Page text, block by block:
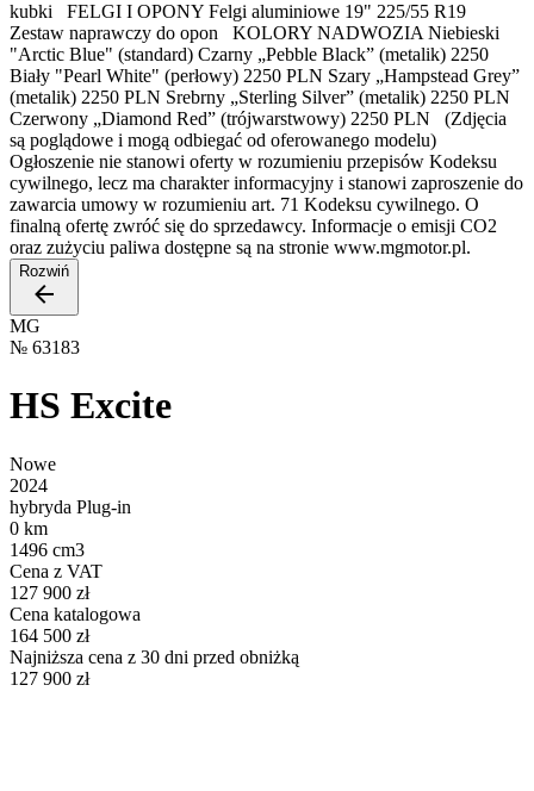
kubki FELGI I OPONY Felgi aluminiowe 19" 225/55 R19
Zestaw naprawczy do opon KOLORY NADWOZIA Niebieski
"Arctic Blue" (standard) Czarny „Pebble Black” (metalik) 2250
Biały "Pearl White" (perłowy) 2250 PLN Szary „Hampstead Grey”
(metalik) 2250 PLN Srebrny „Sterling Silver” (metalik) 2250 PLN
Czerwony „Diamond Red” (trójwarstwowy) 2250 PLN (Zdjęcia
są poglądowe i mogą odbiegać od oferowanego modelu)
Ogłoszenie nie stanowi oferty w rozumieniu przepisów Kodeksu
cywilnego, lecz ma charakter informacyjny i stanowi zaproszenie do
zawarcia umowy w rozumieniu art. 71 Kodeksu cywilnego. O
finalną ofertę zwróć się do sprzedawcy. Informacje o emisji CO2
oraz zużyciu paliwa dostępne są na stronie www.mgmotor.pl.
Rozwiń
MG
№ 63183
HS Excite
Nowe
2024
hybryda Plug-in
0 km
1496 cm3
Cena z VAT
127 900 zł
Cena katalogowa
164 500 zł
Najniższa cena z 30 dni przed obniżką
127 900 zł